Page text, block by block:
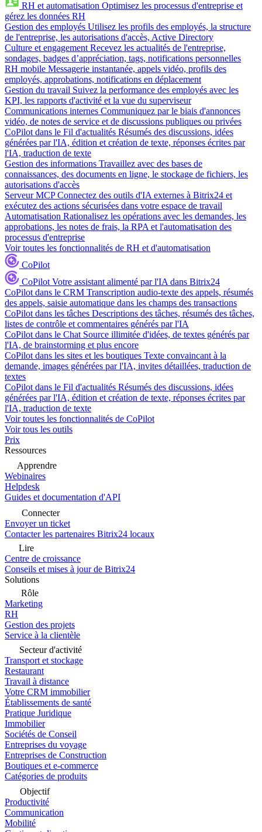
RH et automatisation Optimisez les processus d'entreprise et
gérez les données RH
Gestion des employés Utilisez les profils des employés, la structure
de l'entreprise, les autorisations d'accès, Active Directory
Culture et engagement Recevez les actualités de l'entreprise,
sondages, badges d’appréciation, tags, notifications personnelles
RH mobile Messagerie instantanée, appels vidéo, profils des
employés, approbations, notifications en déplacement
Gestion du travail Suivez la performance des employés avec les
KPI, les rapports d'activité et la vue du superviseur
Communications internes Communiquez par le biais d'annonces
vidéo, de notes de service et de discussions publiques ou privées
CoPilot dans le Fil d'actualités Résumés des discussions, idées
générées par l'IA, édition et création de texte, réponses écrites par
l'IA, traduction de texte
Gestion des informations Travaillez avec des bases de
connaissances, des documents en ligne, le stockage de fichiers, les
autorisations d'accès
Serveur MCP Connectez des outils d'IA externes à Bitrix24 et
exécutez des actions sécurisées dans votre espace de travail
Automatisation Rationalisez les opérations avec les demandes, les
approbations, les notes de frais, la RPA et l'automatisation des
processus d'entreprise
Voir toutes les fonctionnalités de RH et d'automatisation
CoPilot
CoPilot Votre assistant alimenté par l'IA dans Bitrix24
CoPilot dans le CRM Transcription audio-texte des appels, résumés
des appels, saisie automatique dans les champs des transactions
CoPilot dans les tâches Descriptions des tâches, résumés des tâches,
listes de contrôle et commentaires générés par l'IA
CoPilot dans le Chat Source illimitée d'idées, de textes générés par
l'IA, de brainstorming et plus encore
CoPilot dans les sites et les boutiques Texte convaincant à la
demande, images générées par l'IA, invites détaillées, traduction de
textes
CoPilot dans le Fil d'actualités Résumés des discussions, idées
générées par l'IA, édition et création de texte, réponses écrites par
l'IA, traduction de texte
Voir toutes les fonctionnalités de CoPilot
Voir tous les outils
Prix
Ressources
Apprendre
Webinaires
Helpdesk
Guides et documentation d'API
Connecter
Envoyer un ticket
Contacter les partenaires Bitrix24 locaux
Lire
Centre de croissance
Conseils et mises à jour de Bitrix24
Solutions
Rôle
Marketing
RH
Gestion des projets
Service à la clientèle
Secteur d'activité
Transport et stockage
Restaurant
Travail à distance
Votre CRM immobilier
Établissements de santé
Pratique Juridique
Immobilier
Sociétés de Conseil
Entreprises du voyage
Entreprises de Construction
Boutiques et e-commerce
Catégories de produits
Objectif
Productivité
Communication
Mobilité